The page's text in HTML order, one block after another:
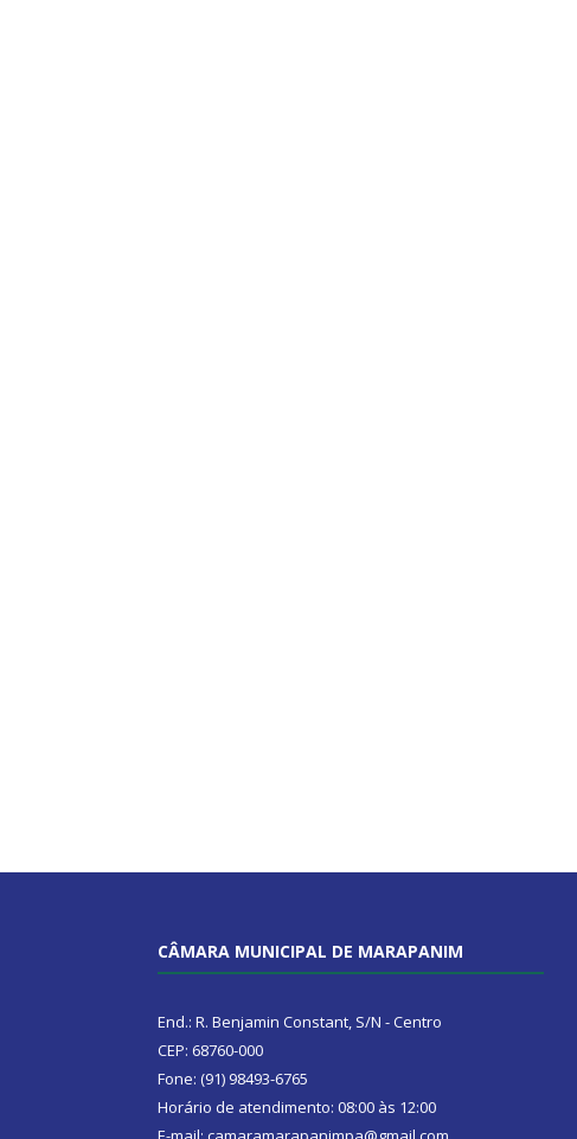
CÂMARA MUNICIPAL DE MARAPANIM
End.: R. Benjamin Constant, S/N - Centro
CEP: 68760-000
Fone: (91) 98493-6765
Horário de atendimento: 08:00 às 12:00